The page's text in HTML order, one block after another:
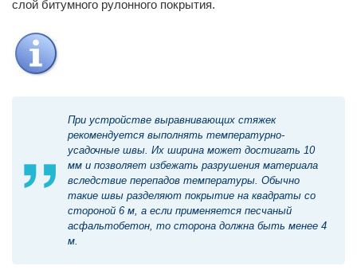
слой битумного рулонного покрытия.
При устройстве выравнивающих стяжек
рекомендуется выполнять температурно-
усадочные швы. Их ширина может достигать 10
мм и позволяет избежать разрушения материала
вследствие перепадов температуры. Обычно
такие швы разделяют покрытие на квадраты со
стороной 6 м, а если применяется песчаный
асфальтобетон, то сторона должна быть менее 4
м.